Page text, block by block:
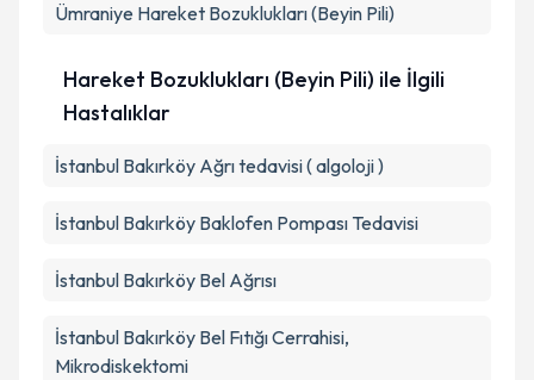
Ümraniye Hareket Bozuklukları (Beyin Pili)
Hareket Bozuklukları (Beyin Pili) ile İlgili
Hastalıklar
İstanbul Bakırköy Ağrı tedavisi ( algoloji )
İstanbul Bakırköy Baklofen Pompası Tedavisi
İstanbul Bakırköy Bel Ağrısı
İstanbul Bakırköy Bel Fıtığı Cerrahisi,
Mikrodiskektomi